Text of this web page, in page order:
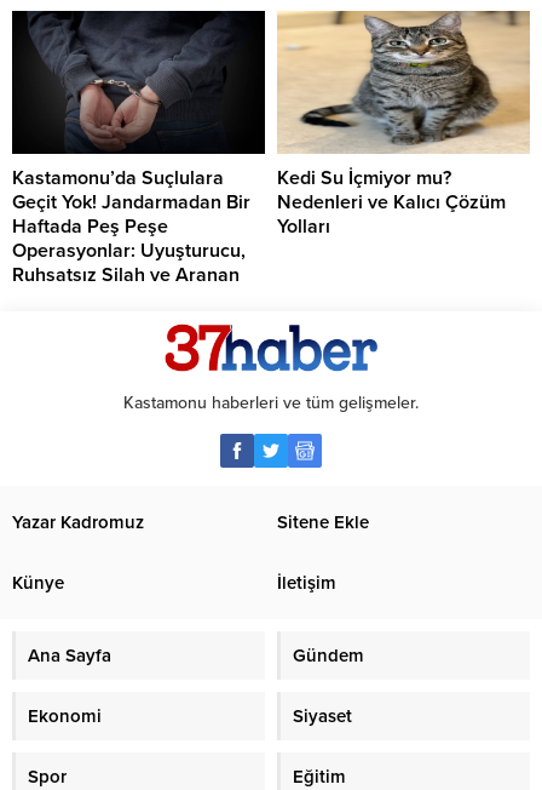
Kastamonu’da Suçlulara
Geçit Yok! Jandarmadan Bir
Haftada Peş Peşe
Operasyonlar: Uyuşturucu,
Ruhsatsız Silah ve Aranan
Kedi Su İçmiyor mu?
Nedenleri ve Kalıcı Çözüm
Yolları
Kastamonu haberleri ve tüm gelişmeler.
Yazar Kadromuz Sitene Ekle
Künye İletişim
Ana Sayfa Gündem
Ekonomi Siyaset
Spor Eğitim